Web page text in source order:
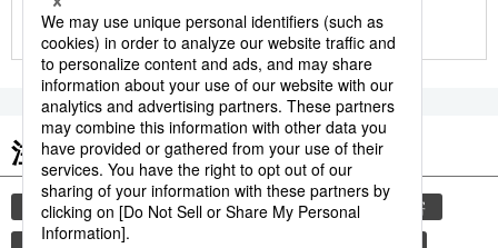
もっと見る
注目のキーワード
共同通信ニュース 気象・災害 観光
災害